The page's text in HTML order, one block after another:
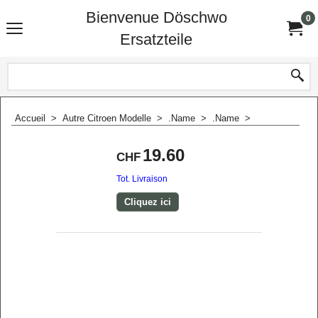
Bienvenue Döschwo
Ersatzteile
0
Accueil > Autre Citroen Modelle > .Name > .Name >
CHF 19.60
Tot. Livraison
Cliquez ici